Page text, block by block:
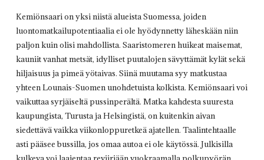
Kemiönsaari on yksi niistä alueista Suomessa, joiden
luontomatkailupotentiaalia ei ole hyödynnetty läheskään niin
paljon kuin olisi mahdollista. Saaristomeren huikeat maisemat,
kauniit vanhat metsät, idylliset puutalojen sävyttämät kylät sekä
hiljaisuus ja pimeä yötaivas. Siinä muutama syy matkustaa
yhteen Lounais-Suomen unohdetuista kolkista. Kemiönsaari voi
vaikuttaa syrjäiseltä pussinperältä. Matka kahdesta suuresta
kaupungista, Turusta ja Helsingistä, on kuitenkin aivan
siedettävä vaikka viikonloppuretkeä ajatellen. Taalintehtaalle
asti pääsee bussilla, jos omaa autoa ei ole käytössä. Julkisilla